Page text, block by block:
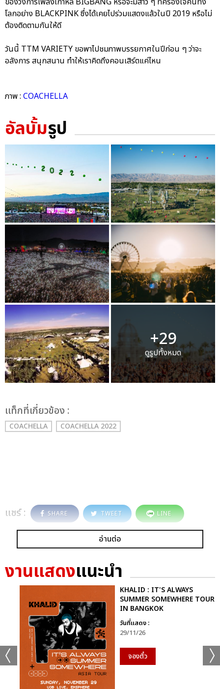
โลกอย่าง BLACKPINK ซึ่งได้เคยไปร่วมแสดงแล้วในปี 2019 หรือไม่
ต้องติดตามกันให้ดี
วันนี้ TTM VARIETY ขอพาไปชมภาพบรรยกาศในปีก่อน ๆ ว่าจะ
อลังการ สนุกสนาน ทำให้เราคิดถึงคอนเสิร์ตแค่ไหน
ภาพ : COACHELLA
อัลบั้มรูป
+29
ดูรูปทั้งหมด
เเท็กที่เกี่ยวข้อง :
COACHELLA COACHELLA 2022
แชร์ : SHARE TWEET LINE
อ่านต่อ
งานแสดงแนะนำ
KHALID : IT'S ALWAYS
SUMMER SOMEWHERE TOUR
IN BANGKOK
วันที่แสดง :
29/11/26
จองตั๋ว